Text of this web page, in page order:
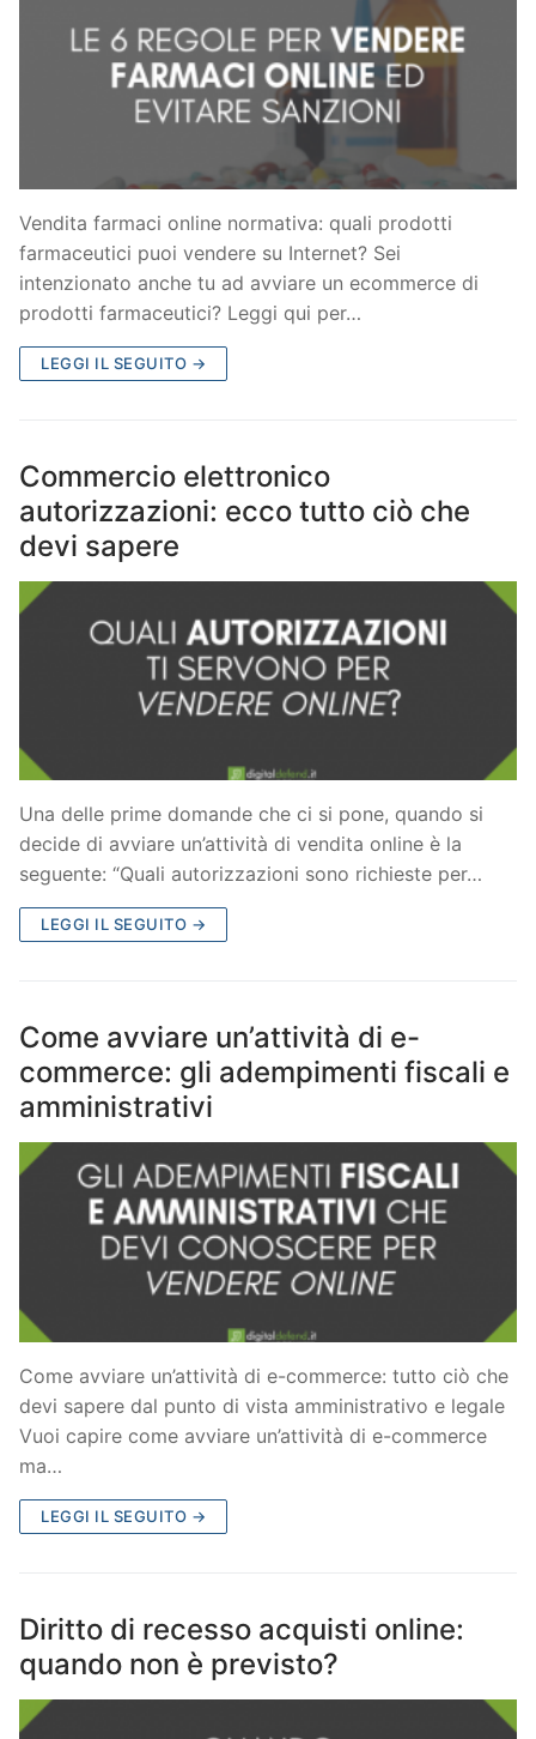
Vendita farmaci online normativa: quali prodotti
farmaceutici puoi vendere su Internet? Sei
intenzionato anche tu ad avviare un ecommerce di
prodotti farmaceutici? Leggi qui per…
LEGGI IL SEGUITO →
Commercio elettronico
autorizzazioni: ecco tutto ciò che
devi sapere
Una delle prime domande che ci si pone, quando si
decide di avviare un’attività di vendita online è la
seguente: “Quali autorizzazioni sono richieste per…
LEGGI IL SEGUITO →
Come avviare un’attività di e-
commerce: gli adempimenti fiscali e
amministrativi
Come avviare un’attività di e-commerce: tutto ciò che
devi sapere dal punto di vista amministrativo e legale
Vuoi capire come avviare un’attività di e-commerce
ma…
LEGGI IL SEGUITO →
Diritto di recesso acquisti online:
quando non è previsto?